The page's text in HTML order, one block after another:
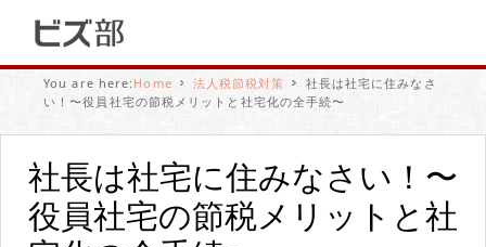
You are here: Home 法人税節税対策
社長は社宅に住みなさ
い！〜役員社宅の節税メリットと社宅化の全手続〜
社長は社宅に住みなさい！〜
役員社宅の節税メリットと社